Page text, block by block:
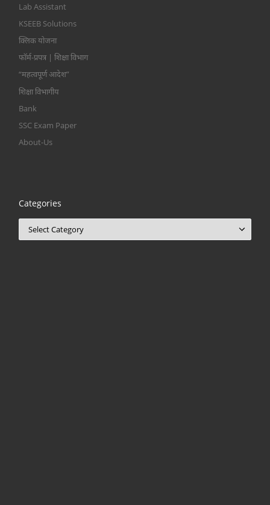
Lab Assistant
KSEEB Solutions
क्लिक योजना
फॉर्म-प्रपत्र | शिक्षा विभाग
“महत्वपूर्ण आदेश”
शिक्षा विभागीय
Bank
SSC Exam Paper
About-Us
Categories